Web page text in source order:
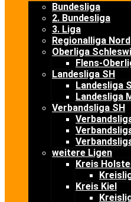
Bundesliga
2. Bundesliga
3. Liga
Regionalliga Nord
Oberliga
Flens-
Landesliga SH
Landesliga
Landesliga
Verbandsliga SH
weitere Ligen
Kreis
Kreis Kiel